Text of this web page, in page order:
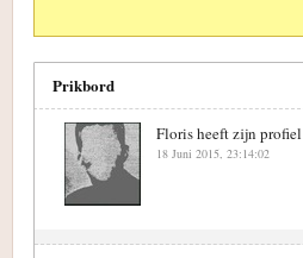
Prikbord
Floris heeft zijn profiel
18 Juni 2015, 23:14:02